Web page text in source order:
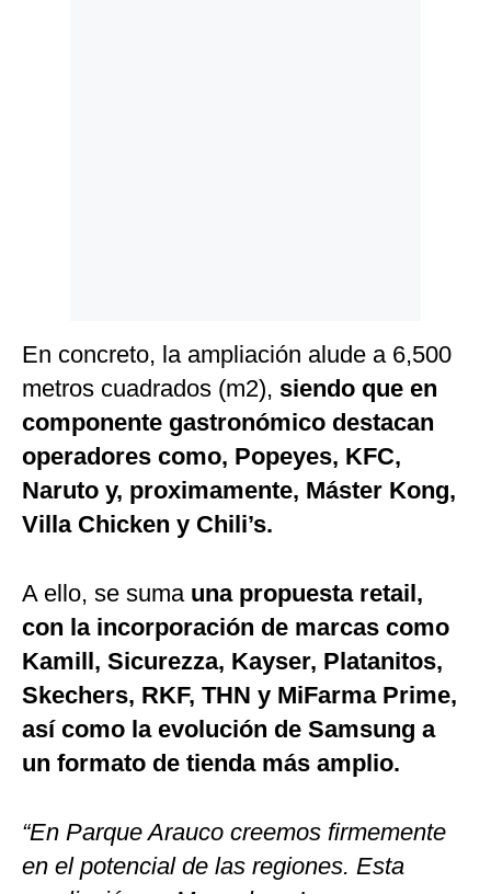
En concreto, la ampliación alude a 6,500
metros cuadrados (m2), siendo que en
componente gastronómico destacan
operadores como, Popeyes, KFC,
Naruto y, proximamente, Máster Kong,
Villa Chicken y Chili’s.
A ello, se suma una propuesta retail,
con la incorporación de marcas como
Kamill, Sicurezza, Kayser, Platanitos,
Skechers, RKF, THN y MiFarma Prime,
así como la evolución de Samsung a
un formato de tienda más amplio.
“En Parque Arauco creemos firmemente
en el potencial de las regiones. Esta